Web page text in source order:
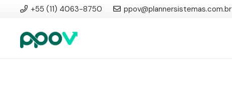
+55 (11) 4063-8750 ppov@plannersistemas.com.br